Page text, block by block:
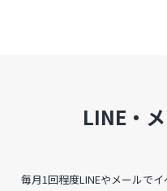
LINE・
毎月1回程度LINEやメールで